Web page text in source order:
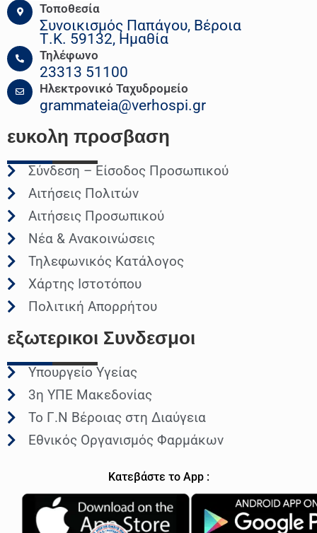
Τοποθεσία
Συνοικισμός Παπάγου, Βέροια
Τ.Κ. 59132, Ημαθία
Τηλέφωνο
23313 51100
Ηλεκτρονικό Ταχυδρομείο
grammateia@verhospi.gr
ευκολη προσβαση
Σύνδεση – Είσοδος Προσωπικού
Αιτήσεις Πολιτών
Αιτήσεις Προσωπικού
Νέα & Ανακοινώσεις
Τηλεφωνικός Κατάλογος
Χάρτης Ιστοτόπου
Πολιτική Απορρήτου
εξωτερικοι Συνδεσμοι
Υπουργείο Υγείας
3η ΥΠΕ Μακεδονίας
Το Γ.Ν Βέροιας στη Διαύγεια
Εθνικός Οργανισμός Φαρμάκων
Κατεβάστε το App :